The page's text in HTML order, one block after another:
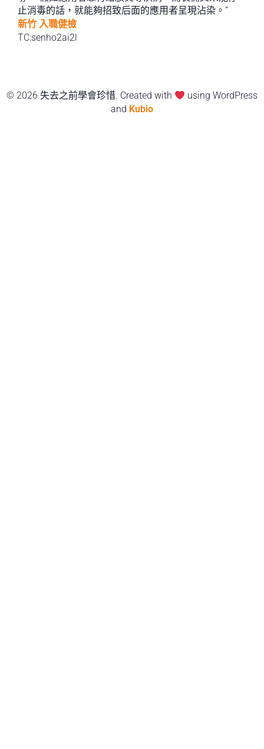
止消毒的話，就能夠招致后面的應用者呈現沾染。”
新竹 入職健檢
TC:senho2ai2l
© 2026 失去之前學會珍惜. Created with
using WordPress
and Kubio